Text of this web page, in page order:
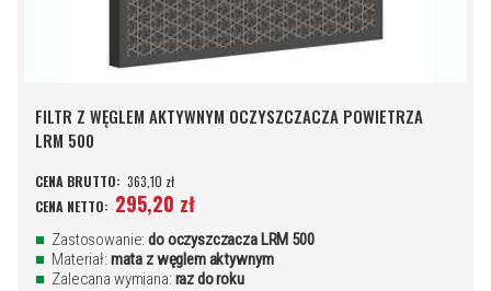
FILTR Z WĘGLEM AKTYWNYM OCZYSZCZACZA POWIETRZA
LRM 500
363,10 zł
295,20 zł
Zastosowanie:do oczyszczacza LRM 500
Materiał: mata z węglem aktywnym
Zalecana wymiana: raz do roku